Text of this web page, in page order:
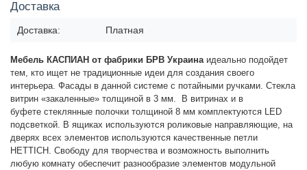
Доставка
Доставка: Платная
Мебель КАСПИАН от фабрики БРВ Украинаидеально подойдет
тем, кто ищет не традиционные идеи для создания своего
интерьера. Фасады в данной системе с потайными ручками. Стекла
витрин «закаленные» толщиной в 3 мм.
В витринах и в
буфете стеклянные полочки толщиной 8 мм комплектуются LED
подсветкой. В ящиках используются роликовые направляющие, на
дверях всех элементов используются качественные петли
HETTICH. Свободу для творчества и возможность выполнить
любую комнату обеспечит разнообразие элементов модульной